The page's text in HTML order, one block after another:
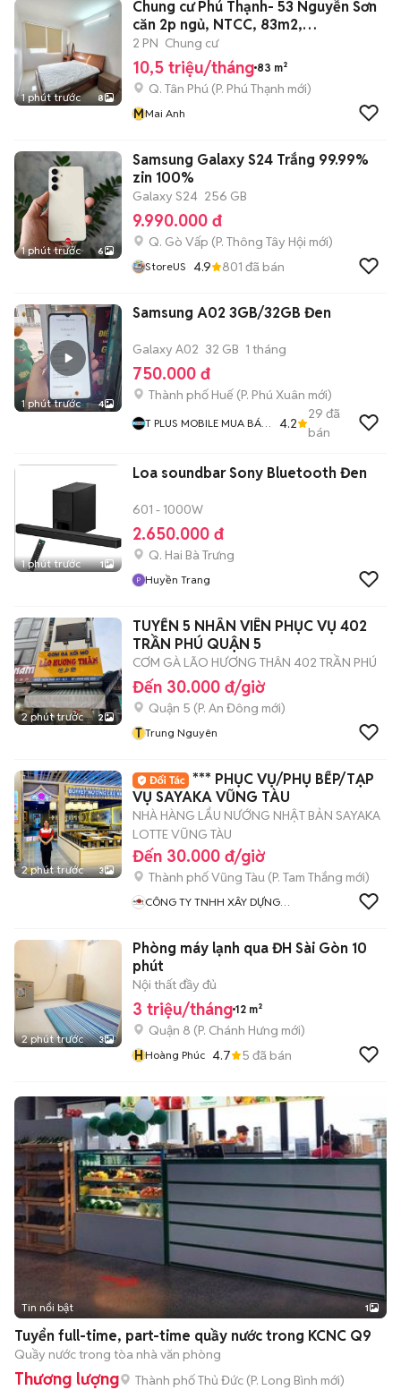
1 phút trước 8
Chung cư Phú Thạnh- 53 Nguyễn Sơn
căn 2p ngủ, NTCC, 83m2,
10,5tr/tháng
2 PN Chung cư
10,5 triệu/tháng 83 m²
Q. Tân Phú (P. Phú Thạnh mới)
MMai Anh
1 phút trước 6
Samsung Galaxy S24 Trắng 99.99%
zin 100%
Galaxy S24 256 GB
9.990.000 đ
Q. Gò Vấp (P. Thông Tây Hội mới)
StoreUS 4.9 801 đã bán
1 phút trước 4
Samsung A02 3GB/32GB Đen
Galaxy A02 32 GB 1 tháng
750.000 đ
Thành phố Huế (P. Phú Xuân mới)
T PLUS MOBILE MUA BÁN
4.2
29 đã
bán
1 phút trước 1
Loa soundbar Sony Bluetooth Đen
601 - 1000W
2.650.000 đ
Q. Hai Bà Trưng
Huyền Trang
2 phút trước 2
TUYỂN 5 NHÂN VIÊN PHỤC VỤ 402
TRẦN PHÚ QUẬN 5
CƠM GÀ LÃO HƯƠNG THÂN 402 TRẦN PHÚ
Đến 30.000 đ/giờ
Quận 5 (P. An Đông mới)
T Trung Nguyên
2 phút trước 3
*** PHỤC VỤ/PHỤ BẾP/TẠP
VỤ SAYAKA VŨNG TÀU
NHÀ HÀNG LẨU NƯỚNG NHẬT BẢN SAYAKA
LOTTE VŨNG TÀU
Đến 30.000 đ/giờ
Thành phố Vũng Tàu (P. Tam Thắng mới)
CÔNG TY TNHH XÂY DỰNG
2 phút trước 3
Phòng máy lạnh qua ĐH Sài Gòn 10
phút
Nội thất đầy đủ
3 triệu/tháng 12 m²
Quận 8 (P. Chánh Hưng mới)
HHoàng Phúc 4.7 5 đã bán
Tin nổi bật 1
Tuyển full-time, part-time quầy nước trong KCNC Q9
Quầy nước trong tòa nhà văn phòng
Thương lượng Thành phố Thủ Đức (P. Long Bình mới)